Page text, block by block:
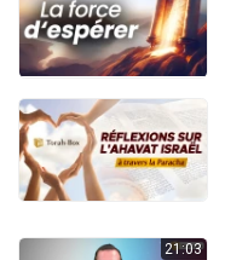
21:03